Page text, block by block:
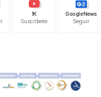
1K
Suscríbete
Google News
Seguir